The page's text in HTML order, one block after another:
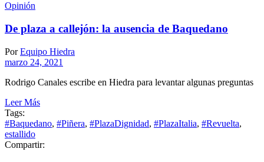
Opinión
De plaza a callejón: la ausencia de Baquedano
PorEquipo Hiedra
marzo 24, 2021
Rodrigo Canales escribe en Hiedra para levantar algunas preguntas
Leer Más
Tags:
#Baquedano, #Piñera, #PlazaDignidad, #PlazaItalia, #Revuelta,
estallido
Compartir: